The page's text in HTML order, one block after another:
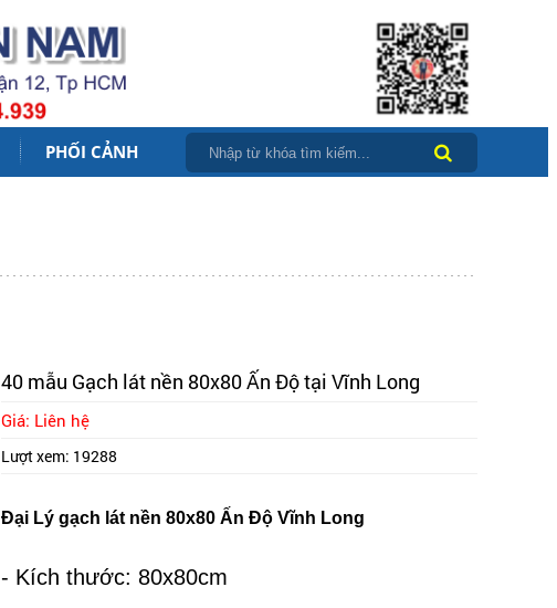
PHỐI CẢNH
40 mẫu Gạch lát nền 80x80 Ấn Độ tại Vĩnh Long
Giá: Liên hệ
Lượt xem: 19288
Đại Lý gạch lát nền 80x80 Ấn Độ Vĩnh Long
- Kích thước: 80x80cm